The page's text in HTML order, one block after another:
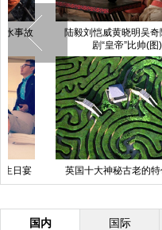
西双版纳：万人泼水喜迎傣历新年
欢腾场面蔚为壮观
中央巡视组海南接访点 群众排队
来访[组图]
国内 国际